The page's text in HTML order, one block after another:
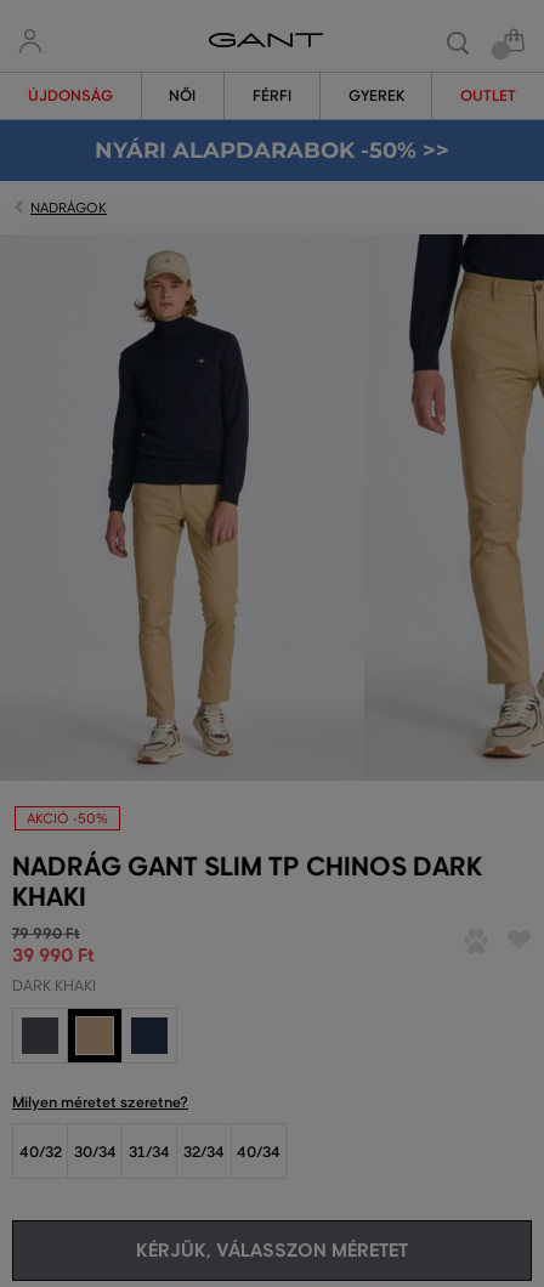
ÚJDONSÁG NŐI FÉRFI GYEREK OUTLET
NYÁRI ALAPDARABOK -50% >>
NADRÁGOK
AKCIÓ -50%
NADRÁG GANT SLIM TP CHINOS DARK
KHAKI
79 990 Ft
39 990 Ft
DARK KHAKI
Milyen méretet szeretne?
40/32 30/34 31/34 32/34 40/34
KÉRJÜK, VÁLASSZON MÉRETET